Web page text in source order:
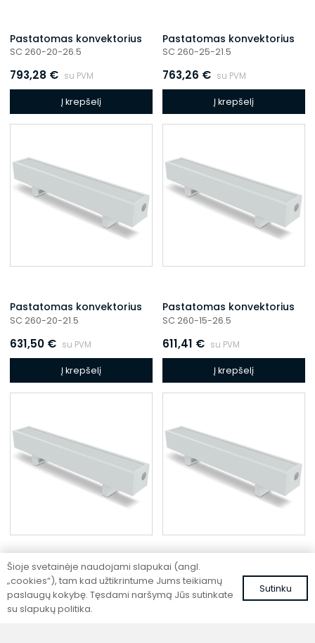
Pastatomas konvektorius
SC 260-20-26.5
793,28 € su PVM
Į krepšelį
Pastatomas konvektorius
SC 260-25-21.5
763,26 € su PVM
Į krepšelį
Pastatomas konvektorius
SC 260-20-21.5
631,50 € su PVM
Į krepšelį
Pastatomas konvektorius
SC 260-15-26.5
611,41 € su PVM
Į krepšelį
Pastatomas konvektorius
SC 260-25-14.5
567,50€ su PVM
Pastatomas konvektorius
SC 260-15-21.5
Šioje svetainėje naudojami slapukai (angl.
„cookies“), tam kad užtikrintume Jums teikiamų
paslaugų kokybę. Tęsdami naršymą Jūs sutinkate
su slapukų politika.
Sutinku